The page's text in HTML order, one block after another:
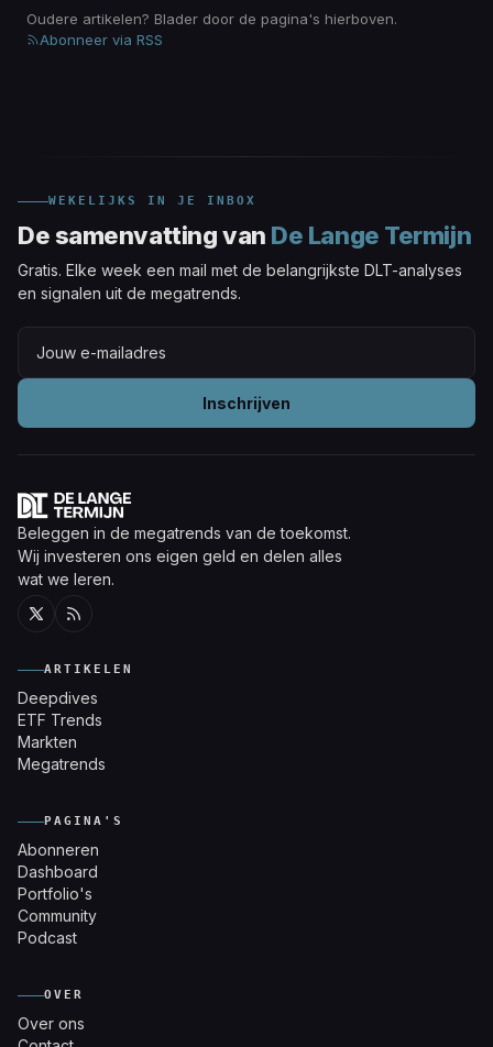
Oudere artikelen? Blader door de pagina's hierboven.
Abonneer via RSS
WEKELIJKS IN JE INBOX
De samenvatting van De Lange Termijn
Gratis. Elke week een mail met de belangrijkste DLT-analyses
en signalen uit de megatrends.
Inschrijven
Beleggen in de megatrends van de toekomst.
Wij investeren ons eigen geld en delen alles
wat we leren.
ARTIKELEN
Deepdives
ETF Trends
Markten
Megatrends
PAGINA'S
Abonneren
Dashboard
Portfolio's
Community
Podcast
OVER
Over ons